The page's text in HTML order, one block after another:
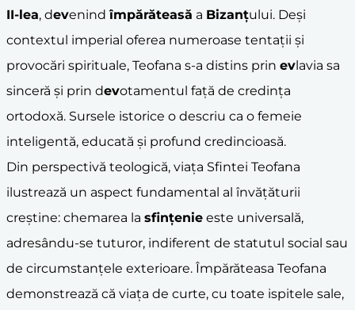
II-lea, devenind împărăteasă a Bizanțului. Deși
contextul imperial oferea numeroase tentații și
provocări spirituale, Teofana s-a distins prin evlavia sa
sinceră și prin devotamentul față de credința
ortodoxă. Sursele istorice o descriu ca o femeie
inteligentă, educată și profund credincioasă.
Din perspectivă teologică, viața Sfintei Teofana
ilustrează un aspect fundamental al învățăturii
creștine: chemarea la sfințenie este universală,
adresându-se tuturor, indiferent de statutul social sau
de circumstanțele exterioare. Împărăteasa Teofana
demonstrează că viața de curte, cu toate ispitele sale,